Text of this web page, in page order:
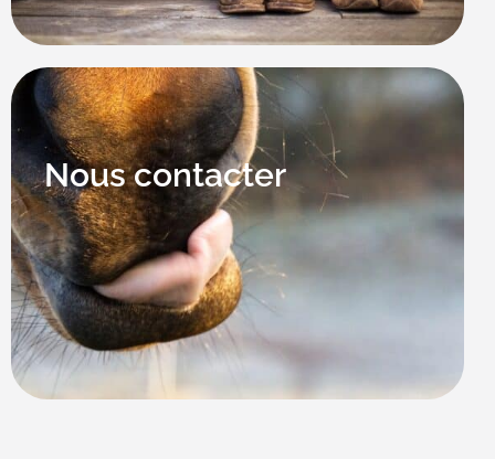
Nous contacter